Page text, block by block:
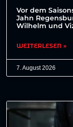
Vor dem
Jahn
Wilhelm und
WEITERLESEN »
7. August 2026